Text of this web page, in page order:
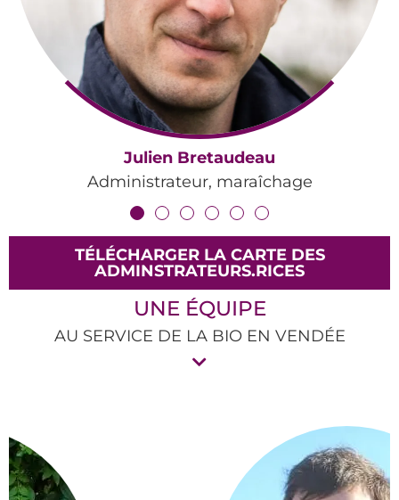
Julien Bretaudeau
Administrateur, maraîchage
TÉLÉCHARGER LA CARTE DES
ADMINSTRATEURS.RICES
UNE ÉQUIPE
AU SERVICE DE LA BIO EN VENDÉE